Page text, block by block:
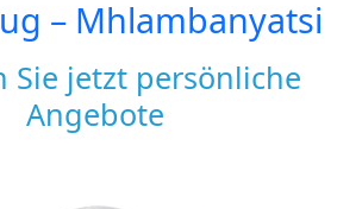
– Mhlambanyatsi
Sie jetzt persönliche
Angebote